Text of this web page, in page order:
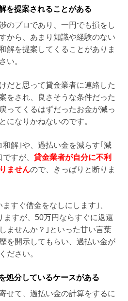
を提案されることがある
のプロであり、一円でも損をし
から、あまり知識や経験のない
解を提案してくることがありま
い。
だと思って貸金業者に連絡した
をされ、良さそうな条件だった
ってくるはずだったお金が減っ
になりかねないのです。
解｣や、過払い金を減らす｢減
すが、 貸金業者が自分に不利
ませんので、きっぱりと断りま
すぐ借金をなしにします｣、
ますが、50万円ならすぐに返還
ませんか？｣といった甘い言葉
を開示してもらい、過払い金が
ださい。
処分しているケースがある
せて、過払い金の計算をするに